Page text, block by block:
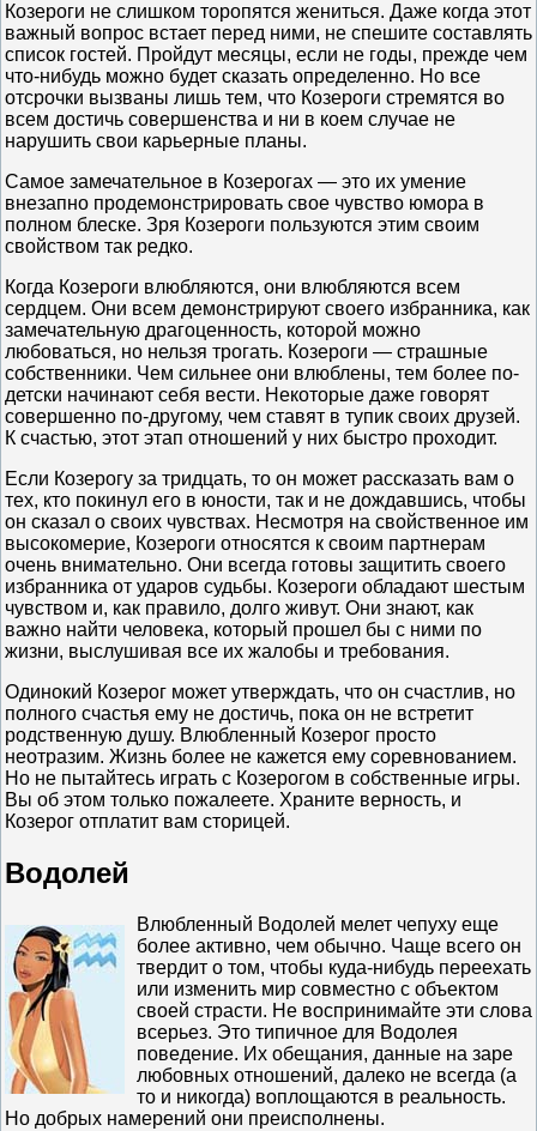
Козероги не слишком торопятся жениться. Даже когда этот
важный вопрос встает перед ними, не спешите составлять
список гостей. Пройдут месяцы, если не годы, прежде чем
что-нибудь можно будет сказать определенно. Но все
отсрочки вызваны лишь тем, что Козероги стремятся во
всем достичь совершенства и ни в коем случае не
нарушить свои карьерные планы.
Самое замечательное в Козерогах — это их умение
внезапно продемонстрировать свое чувство юмора в
полном блеске. Зря Козероги пользуются этим своим
свойством так редко.
Когда Козероги влюбляются, они влюбляются всем
сердцем. Они всем демонстрируют своего избранника, как
замечательную драгоценность, которой можно
любоваться, но нельзя трогать. Козероги — страшные
собственники. Чем сильнее они влюблены, тем более по-
детски начинают себя вести. Некоторые даже говорят
совершенно по-другому, чем ставят в тупик своих друзей.
К счастью, этот этап отношений у них быстро проходит.
Если Козерогу за тридцать, то он может рассказать вам о
тех, кто покинул его в юности, так и не дождавшись, чтобы
он сказал о своих чувствах. Несмотря на свойственное им
высокомерие, Козероги относятся к своим партнерам
очень внимательно. Они всегда готовы защитить своего
избранника от ударов судьбы. Козероги обладают шестым
чувством и, как правило, долго живут. Они знают, как
важно найти человека, который прошел бы с ними по
жизни, выслушивая все их жалобы и требования.
Одинокий Козерог может утверждать, что он счастлив, но
полного счастья ему не достичь, пока он не встретит
родственную душу. Влюбленный Козерог просто
неотразим. Жизнь более не кажется ему соревнованием.
Но не пытайтесь играть с Козерогом в собственные игры.
Вы об этом только пожалеете. Храните верность, и
Козерог отплатит вам сторицей.
Водолей
Влюбленный Водолей мелет чепуху еще
более активно, чем обычно. Чаще всего он
твердит о том, чтобы куда-нибудь переехать
или изменить мир совместно с объектом
своей страсти. Не воспринимайте эти слова
всерьез. Это типичное для Водолея
поведение. Их обещания, данные на заре
любовных отношений, далеко не всегда (а
то и никогда) воплощаются в реальность.
Но добрых намерений они преисполнены.